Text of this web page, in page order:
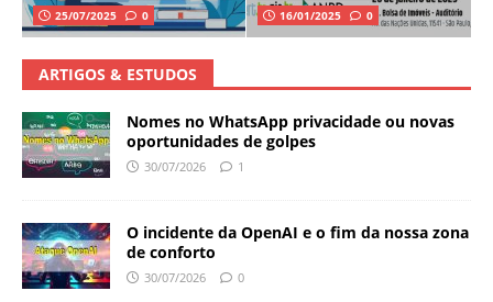
25/07/2025 0 16/01/2025 0
ARTIGOS & ESTUDOS
Nomes no WhatsApp privacidade ou novas
oportunidades de golpes
30/07/2026 1
O incidente da OpenAI e o fim da nossa zona
de conforto
30/07/2026 0